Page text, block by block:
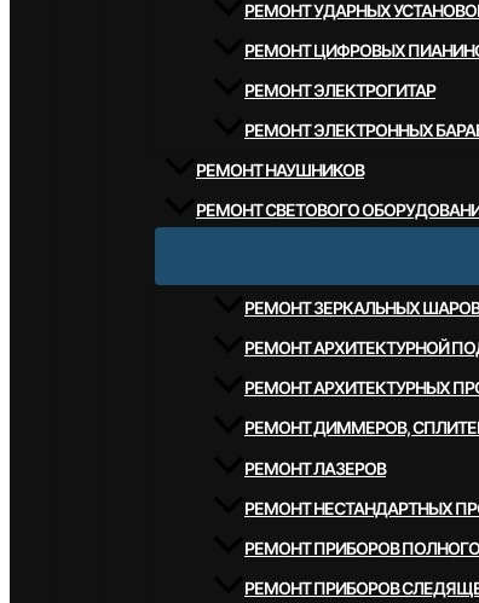
РЕМОНТ УДАРНЫХ
РЕМОНТ ЦИФРОВЫХ
РЕМОНТ ЭЛЕКТРОГИТАР
РЕМОНТ ЭЛЕКТРОННЫХ
РЕМОНТ НАУШНИКОВ
РЕМОНТ СВЕТОВОГО
РЕМОНТ ЗЕРКАЛЬНЫХ ШАРОВ
РЕМОНТ АРХИТЕКТУРНОЙ
РЕМОНТ АРХИТЕКТУРНЫХ
РЕМОНТ ДИММЕРОВ,
РЕМОНТ ЛАЗЕРОВ
РЕМОНТ НЕСТАНДАРТНЫХ
РЕМОНТ ПРИБОРОВ
РЕМОНТ ПРИБОРОВ